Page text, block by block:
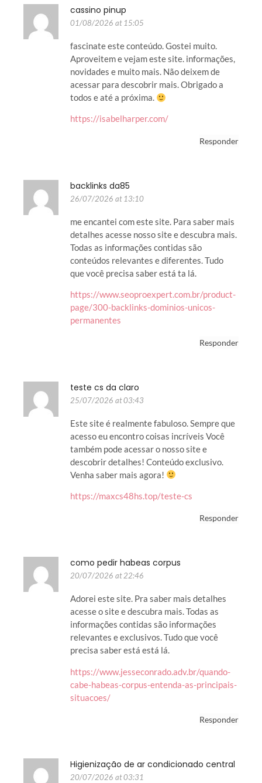
cassino pinup
01/08/2026 at 15:05
fascinate este conteúdo. Gostei muito.
Aproveitem e vejam este site. informações,
novidades e muito mais. Não deixem de
acessar para descobrir mais. Obrigado a
todos e até a próxima.
https://isabelharper.com/
Responder
backlinks da85
26/07/2026 at 13:10
me encantei com este site. Para saber mais
detalhes acesse nosso site e descubra mais.
Todas as informações contidas são
conteúdos relevantes e diferentes. Tudo
que você precisa saber está ta lá.
https://www.seoproexpert.com.br/product-
page/300-backlinks-dominios-unicos-
permanentes
Responder
teste cs da claro
25/07/2026 at 03:43
Este site é realmente fabuloso. Sempre que
acesso eu encontro coisas incríveis Você
também pode acessar o nosso site e
descobrir detalhes! Conteúdo exclusivo.
Venha saber mais agora!
https://maxcs48hs.top/teste-cs
Responder
como pedir habeas corpus
20/07/2026 at 22:46
Adorei este site. Pra saber mais detalhes
acesse o site e descubra mais. Todas as
informações contidas são informações
relevantes e exclusivos. Tudo que você
precisa saber está está lá.
https://www.jesseconrado.adv.br/quando-
cabe-habeas-corpus-entenda-as-principais-
situacoes/
Responder
Higienização de ar condicionado central
20/07/2026 at 03:31